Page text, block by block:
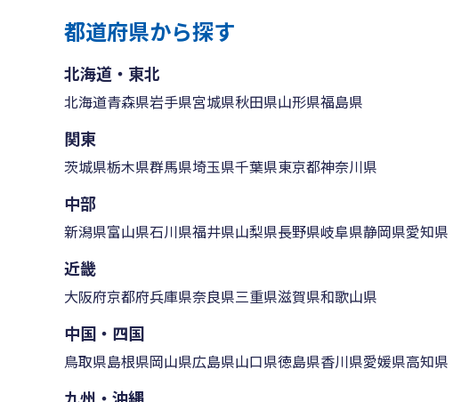
都道府県から探す
北海道・東北
北海道青森県岩手県宮城県秋田県山形県福島県
関東
茨城県栃木県群馬県埼玉県千葉県東京都神奈川県
中部
新潟県富山県石川県福井県山梨県長野県岐阜県静岡県愛知県
近畿
大阪府京都府兵庫県奈良県三重県滋賀県和歌山県
中国・四国
鳥取県島根県岡山県広島県山口県徳島県香川県愛媛県高知県